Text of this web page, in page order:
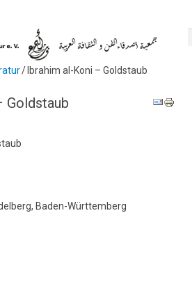
Ibrahim al-Koni – Goldstaub
Goldstaub
Baden-Württemberg